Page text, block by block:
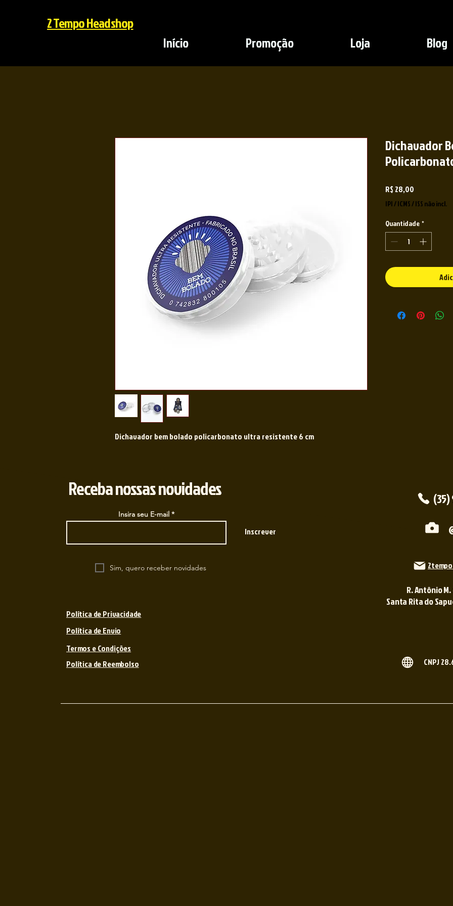
Início Promoção Loja Blog
2 Tempo Headshop
Dichavador bem bolado policarbonato ultra resistente 6 cm
Dichavador
R$ 28,00
IPI / ICMS / ISS não incl.
Quantidade *
Receba nossas novidades
Insira seu E-mail
Inscrever
Sim, quero receber novidades
Política de Privacidade
Política de Envio
Termos e Condições
Política de Reembolso
R. Antônio
Santa Rita do
CNPJ